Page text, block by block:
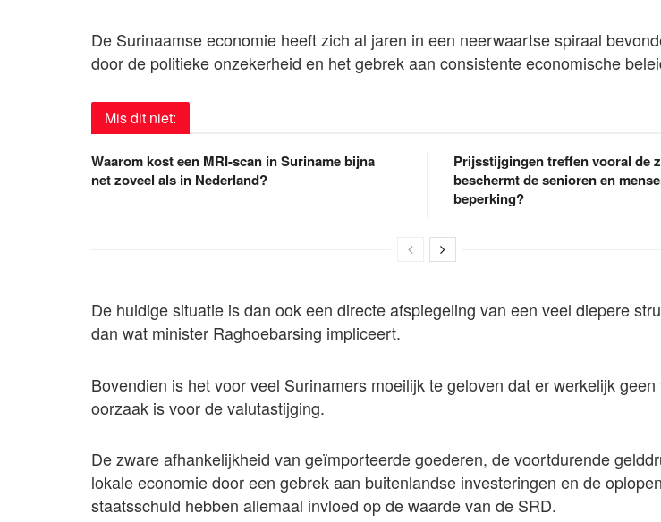
De Surinaamse economie heeft zich al jaren in een neerwaartse spiraal
door de politieke onzekerheid en het gebrek aan consistente economische
Mis dit niet:
Waarom kost een MRI-scan in Suriname bijna
net zoveel als in Nederland?
Prijsstijgingen treffen vooral de
beschermt de senioren en
beperking?
De huidige situatie is dan ook een directe afspiegeling van een veel diepere
dan wat minister Raghoebarsing impliceert.
Bovendien is het voor veel Surinamers moeilijk te geloven dat er werkelijk
oorzaak is voor de valutastijging.
De zware afhankelijkheid van geïmporteerde goederen, de voortdurende
lokale economie door een gebrek aan buitenlandse investeringen en de
staatsschuld hebben allemaal invloed op de waarde van de SRD.